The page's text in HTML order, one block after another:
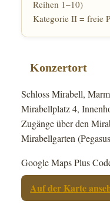
Reihen 1–10)
Kategorie II = freie
Konzertort
Schloss Mirabell,
Mirabellplatz 4,
Zugänge über den
Mirabellgarten
Google Maps Plus
Auf der Karte